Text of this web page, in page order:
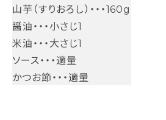
山芋（すりおろし）・・・160g
醤油・・・小さじ1
米油・・・大さじ1
ソース・・・適量
かつお節・・・適量